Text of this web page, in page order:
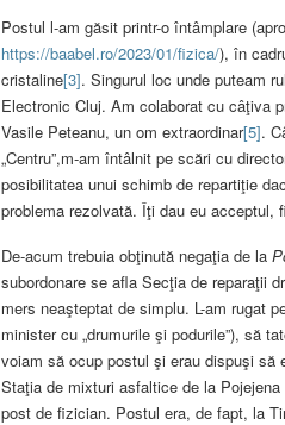
Postul l-am găsit printr-o întâmplare
https://baabel.ro/2023/01/fizica/), în
cristaline[3]. Singurul loc unde puteam
Electronic Cluj. Am colaborat cu câţiva
Vasile Peteanu, un om extraordinar[5].
„Centru”,m-am întâlnit pe scări cu
posibilitatea unui schimb de repartiţie
problema rezolvată. Îţi dau eu acceptul,
De-acum trebuia obţinută negaţia de la
subordonare se afla Secţia de reparaţii
mers neaşteptat de simplu. L-am rugat
minister cu „drumurile şi podurile”), să
voiam să ocup postul şi erau dispuşi
Staţia de mixturi asfaltice de la
post de fizician. Postul era, de fapt, la